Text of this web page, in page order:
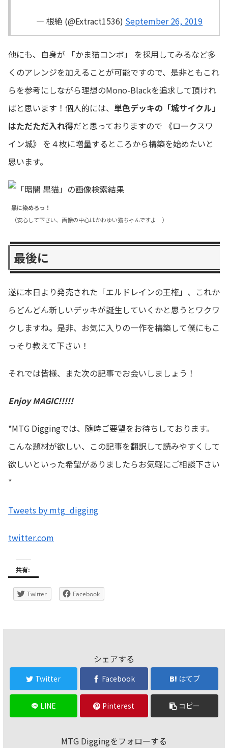
— 根絶 (@Extract1536) September 26, 2019
他にも、自身が 「かま猫コンボ」 を採用してみるなど多
くのアレンジを加えることが可能ですので、是非ともこれ
らを参考にしながら理想のMono-Blackを追求して頂けれ
ばと思います！個人的には、 単色デッキの「城サイクル」
はただただ入れ得だと思っておりますので 《ロークスワ
イン城》 を４枚に増量するところから構築を始めたいと
思います。
黒に染めろっ！
（安心して下さい、画像の中心はかわゆい猫ちゃんですよ…）
最後に
遂に本日より発売された「エルドレインの王権」、これか
らどんどん新しいデッキが誕生していくかと思うとワクワ
クしますね。是非、お気に入りの一作を構築して僕にもこ
っそり教えて下さい！
それでは皆様、また次の記事でお会いしましょう！
Enjoy MAGIC!!!!!
*MTG Diggingでは、随時ご要望をお待ちしております。
こんな題材が欲しい、この記事を翻訳して読みやすくして
欲しいといった希望がありましたらお気軽にご相談下さい
*
Tweets by mtg_digging
twitter.com
共有:
Twitter Facebook
シェアする
Twitter Facebook はてブ
LINE Pinterest コピー
MTG Diggingをフォローする